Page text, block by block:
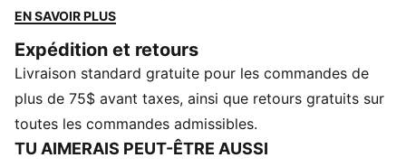
molleton t à la coupe décontractée est orné d'un
attachement au club.
CARACTÉRISTIQUES ET AVANTAGES
Fabriqué avec au moins 20 % de coton recyclé
DÉTAILS
Conçu pour : Style de vie par PUMA
EN SAVOIR PLUS
Expédition et retours
Livraison standard gratuite pour les commandes de
plus de 75$ avant taxes, ainsi que retours gratuits sur
toutes les commandes admissibles.
TU AIMERAIS PEUT-ÊTRE AUSSI